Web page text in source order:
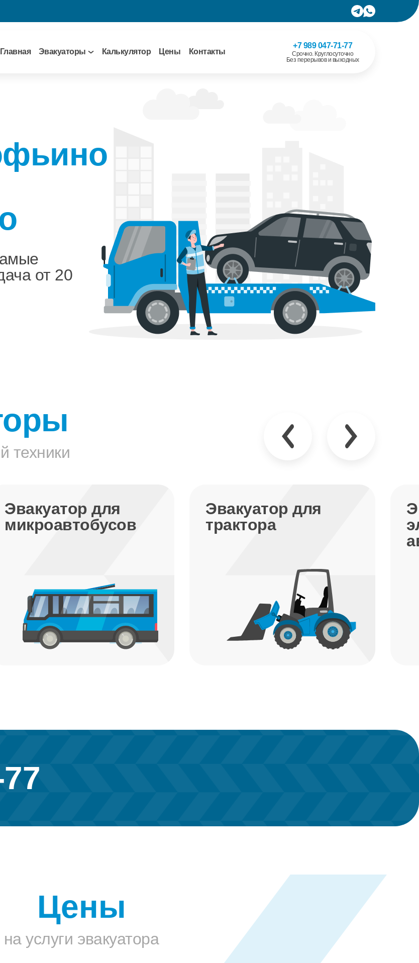
Главная Эвакуаторы Калькулятор Цены Контакты
+7 989 047-71-77
Срочно. Круглосуточно
Без перерывов и выходных
от 20
техники
Эвакуатор для
микроавтобусов
Эвакуатор для
трактора
Цены
на услуги эвакуатора